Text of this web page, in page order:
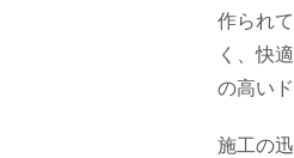
作られ
く、快
の高い
施工の